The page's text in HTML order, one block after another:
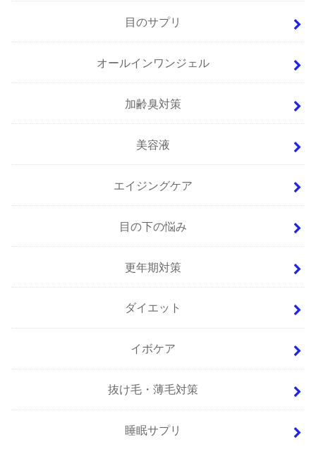
目のサプリ
オールインワンジェル
加齢臭対策
美容液
エイジングケア
目の下の悩み
更年期対策
ダイエット
イボケア
抜け毛・薄毛対策
睡眠サプリ